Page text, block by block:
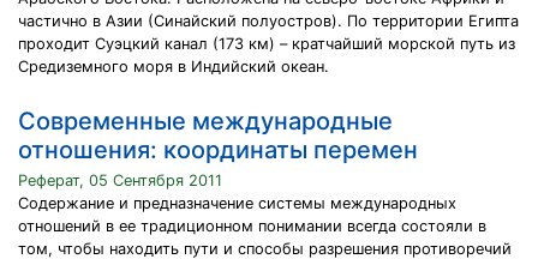
частично в Азии (Синайский полуостров). По территории Египта
проходит Суэцкий канал (173 км) – кратчайший морской путь из
Средиземного моря в Индийский океан.
Современные международные
отношения: координаты перемен
Реферат, 05 Сентября 2011
Содержание и предназначение системы международных
отношений в ее традиционном понимании всегда состояли в
том, чтобы находить пути и способы разрешения противоречий